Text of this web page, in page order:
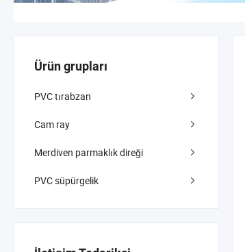
Ürün grupları
PVC tırabzan
Cam ray
Merdiven parmaklık direği
PVC süpürgelik